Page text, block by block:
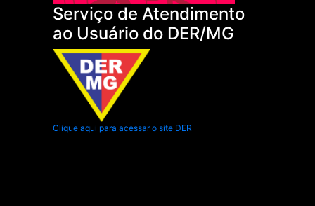
Serviço de Atendimento
ao Usuário do DER/MG
Clique aqui para acessar o site DER